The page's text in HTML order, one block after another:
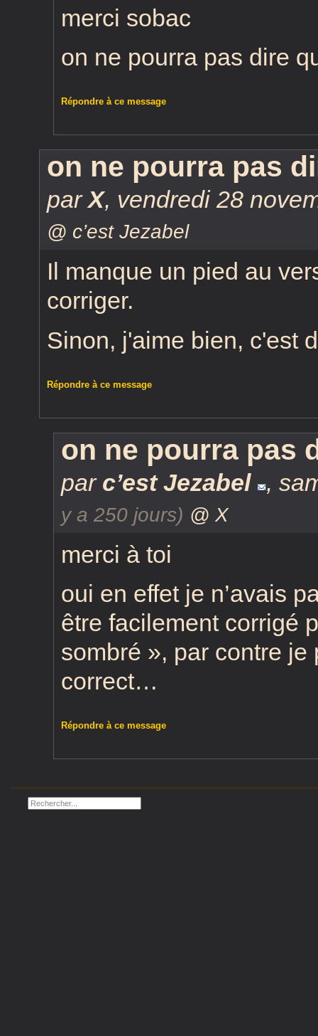
merci sobac
on ne pourra pas dire
Répondre à ce message
on ne pourra pas
parX, vendredi 28
@ c’est Jezabel
Il manque un pied au
corriger.
Sinon, j'aime bien, c'est
Répondre à ce message
on ne pourra pas
par c’est Jezabel ,
y a 250 jours) @ X
merci à toi
oui en effet je n’avais
être facilement corrigé
sombré », par contre
correct…
Répondre à ce message